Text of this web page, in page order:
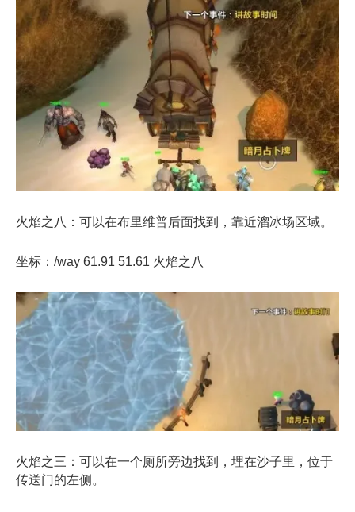
火焰之 八：可以在布里维普后面找到，靠近溜冰场区域。
坐标：/way 61.91 51.61 火焰之 八
火焰之三：可以在一个厕所旁边找到，埋在沙子里，位于
传送门的左侧。